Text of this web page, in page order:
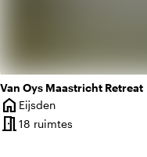
Van Oys Maastricht Retreat
home
Plaats
Eijsden
meeting_room18 ruimtes